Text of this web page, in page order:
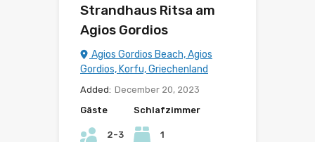
Strandhaus Ritsa am
Agios Gordios
Agios Gordios Beach, Agios
Gordios, Korfu, Griechenland
Added: December 20, 2023
Gäste
2-3
Schlafzimmer
1